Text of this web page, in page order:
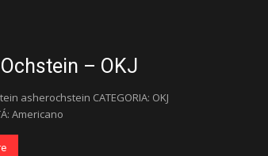
– OKJ
asherochstein CATEGORIA: OKJ
Americano